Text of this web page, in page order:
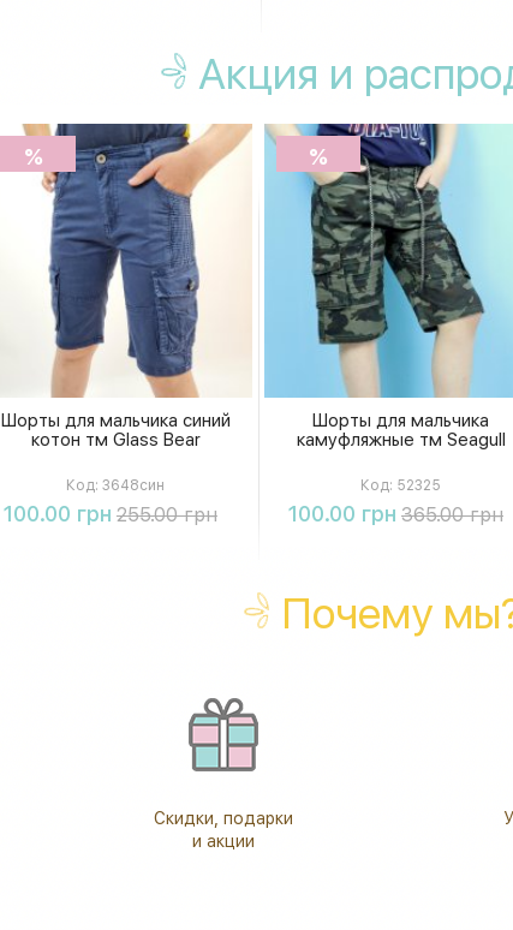
Акция и
%
Шорты для мальчика синий
котон тм Glass Bear
Код: 3648син
100.00 грн 255.00 грн
Купить
%
Шорты для мальчика
камуфляжные тм Seagull
Код: 52325
100.00 грн 365.00 грн
Купить
Почему
Скидки, подарки
и акции